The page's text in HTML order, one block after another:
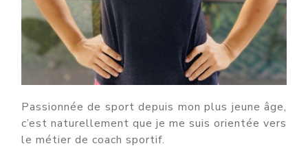
Passionnée de sport depuis mon plus jeune âge,
c’est naturellement que je me suis orientée vers
le métier de coach sportif.